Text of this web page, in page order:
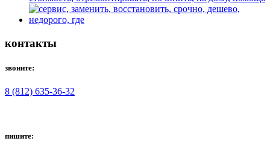
контакты
звоните:
8 (812) 635-36-32
пишите: